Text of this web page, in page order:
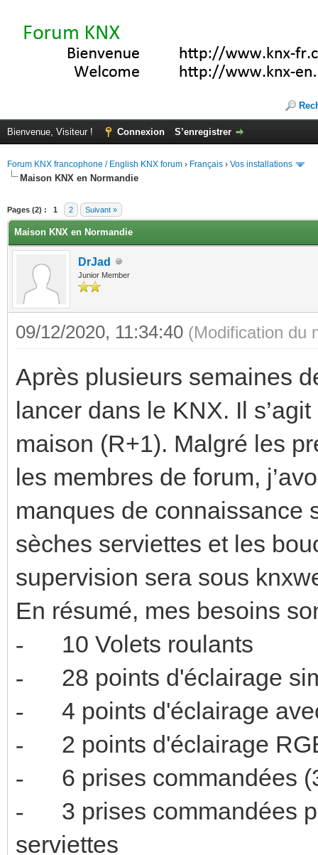
Bienvenue, Visiteur ! Connexion S’enregistrer
Forum KNX francophone / English KNX forum › Français › Vos installations
Maison KNX en Normandie
Pages (2) : 1 2 Suivant »
Maison KNX en Normandie
DrJad
Junior Member
09/12/2020, 11:34:40 (Modification du
Après plusieurs semaines
lancer dans le KNX. Il
maison (R+1). Malgré les
les membres de forum,
manques de connaissance
sèches serviettes et les
supervision sera sous
En résumé, mes besoins
- 10 Volets
- 28 points
- 4 points
- 2 points
- 6 prises
-
3 prises commandées